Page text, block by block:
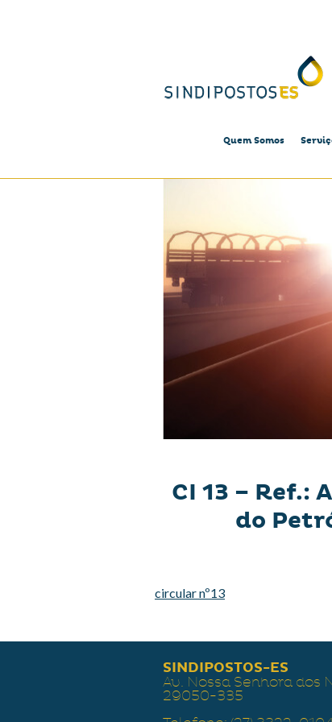
Quem Somos
CI 13 –
do
circular nº13
SINDIPOSTOS-ES
Av. Nossa Senhora dos
29050-335